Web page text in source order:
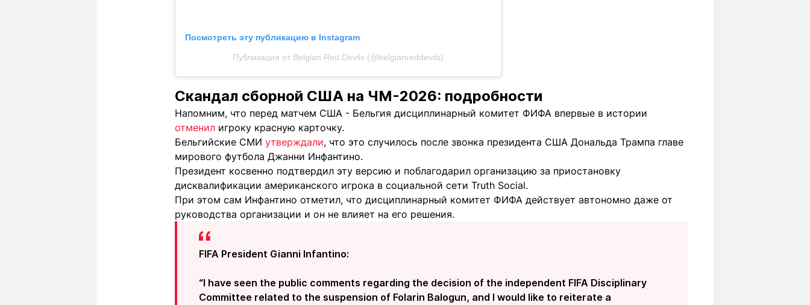
Посмотреть эту публикацию в Instagram
Публикация от Belgian Red Devils (@belgianreddevils)
Скандал сборной США на ЧМ-2026: подробности
Напомним, что перед матчем США - Бельгия дисциплинарный комитет ФИФА впервые в истории
отменил игроку красную карточку.
Бельгийские СМИ утверждали, что это случилось после звонка президента США Дональда Трампа главе
мирового футбола Джанни Инфантино.
Президент косвенно подтвердил эту версию и поблагодарил организацию за приостановку
дисквалификации американского игрока в социальной сети Truth Social.
При этом сам Инфантино отметил, что дисциплинарный комитет ФИФА действует автономно даже от
руководства организации и он не влияет на его решения.
FIFA President Gianni Infantino:
“I have seen the public comments regarding the decision of the independent FIFA Disciplinary
Committee related to the suspension of Folarin Balogun, and I would like to reiterate a